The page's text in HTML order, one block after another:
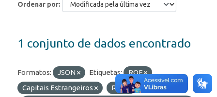
Ordenar por
1 conjunto de dados encontrado
Formatos: JSON Etiquetas:
ROF
Capitais Estrangeiros
RDE
Licenças: